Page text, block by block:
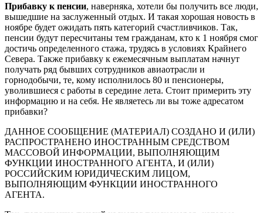
Прибавку к пенсии, наверняка, хотели бы получить все люди,
вышедшие на заслуженный отдых. И такая хорошая новость в
ноябре будет ожидать пять категорий счастливчиков. Так,
пенсии будут пересчитаны тем гражданам, кто к 1 ноября смог
достичь определенного стажа, трудясь в условиях Крайнего
Севера. Также прибавку к ежемесячным выплатам начнут
получать ряд бывших сотрудников авиаотрасли и
горнодобычи, те, кому исполнилось 80 и пенсионеры,
уволившиеся с работы в середине лета. Стоит примерить эту
информацию и на себя. Не являетесь ли вы тоже адресатом
прибавки?
ДАННОЕ СООБЩЕНИЕ (МАТЕРИАЛ) СОЗДАНО И (ИЛИ)
РАСПРОСТРАНЕНО ИНОСТРАННЫМ СРЕДСТВОМ
МАССОВОЙ ИНФОРМАЦИИ, ВЫПОЛНЯЮЩИМ
ФУНКЦИИ ИНОСТРАННОГО АГЕНТА, И (ИЛИ)
РОССИЙСКИМ ЮРИДИЧЕСКИМ ЛИЦОМ,
ВЫПОЛНЯЮЩИМ ФУНКЦИИ ИНОСТРАННОГО
АГЕНТА.